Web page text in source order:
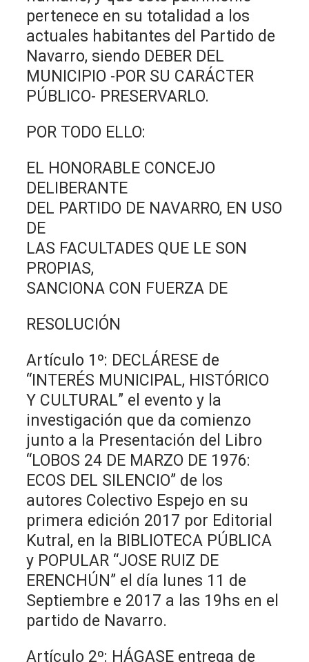
pertenece en su totalidad a los
actuales habitantes del Partido de
Navarro, siendo DEBER DEL
MUNICIPIO -POR SU CARÁCTER
PÚBLICO- PRESERVARLO.
POR TODO ELLO:
EL HONORABLE CONCEJO
DELIBERANTE
DEL PARTIDO DE NAVARRO, EN USO
DE
LAS FACULTADES QUE LE SON
PROPIAS,
SANCIONA CON FUERZA DE
RESOLUCIÓN
Artículo 1º: DECLÁRESE de
“INTERÉS MUNICIPAL, HISTÓRICO
Y CULTURAL” el evento y la
investigación que da comienzo
junto a la Presentación del Libro
“LOBOS 24 DE MARZO DE 1976:
ECOS DEL SILENCIO” de los
autores Colectivo Espejo en su
primera edición 2017 por Editorial
Kutral, en la BIBLIOTECA PÚBLICA
y POPULAR “JOSE RUIZ DE
ERENCHÚN” el día lunes 11 de
Septiembre e 2017 a las 19hs en el
partido de Navarro.
Artículo 2º: HÁGASE entrega de